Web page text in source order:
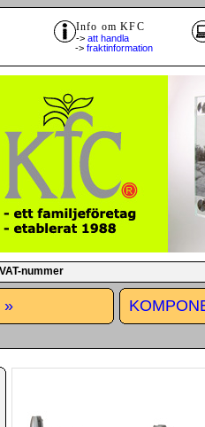
Info om KFC
-> att handla
-> fraktinformation
nummer
»